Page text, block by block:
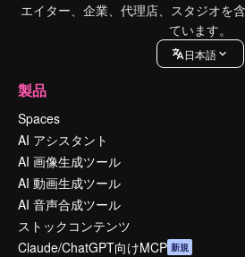
エイター、企業、代理店、スタジオを
ています。
日本語
製品
Spaces
AI アシスタント
AI 画像生成ツール
AI 動画生成ツール
AI 音声合成ツール
ストックコンテンツ
Claude/ChatGPT向けMCP 新規